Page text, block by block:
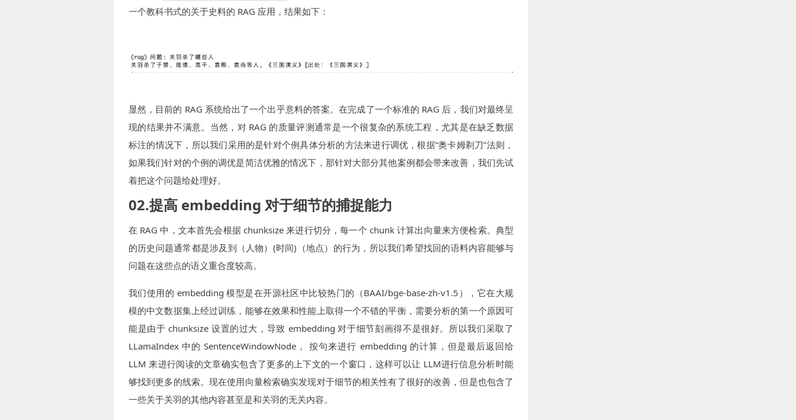
一个教科书式的关于史料的 RAG 应用，结果如下：
显然，目前的 RAG 系统给出了一个出乎意料的答案。在完成了一个标准的 RAG 后，我们对最终呈
现的结果并不满意。当然，对 RAG 的质量评测通常是一个很复杂的系统工程，尤其是在缺乏数据
标注的情况下，所以我们采用的是针对个例具体分析的方法来进行调优，根据“奥卡姆剃刀”法则，
如果我们针对的个例的调优是简洁优雅的情况下，那针对大部分其他案例都会带来改善，我们先试
着把这个问题给处理好。
02.提高 embedding 对于细节的捕捉能力
在 RAG 中，文本首先会根据 chunksize 来进行切分，每一个 chunk 计算出向量来方便检索。典型
的历史问题通常都是涉及到（人物）(时间)（地点）的行为，所以我们希望找回的语料内容能够与
问题在这些点的语义重合度较高。
我们使用的 embedding 模型是在开源社区中比较热门的（BAAI/bge-base-zh-v1.5），它在大规
模的中文数据集上经过训练，能够在效果和性能上取得一个不错的平衡，需要分析的第一个原因可
能是由于 chunksize 设置的过大，导致 embedding 对于细节刻画得不是很好。所以我们采取了
LLamaIndex 中的 SentenceWindowNode， 按句来进行 embedding 的计算，但是最后返回给
LLM 来进行阅读的文章确实包含了更多的上下文的一个窗口，这样可以让 LLM进行信息分析时能
够找到更多的线索。现在使用向量检索确实发现对于细节的相关性有了很好的改善，但是也包含了
一些关于关羽的其他内容甚至是和关羽的无关内容。